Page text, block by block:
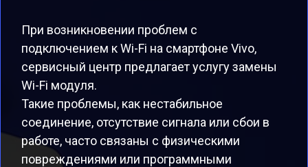
При возникновении проблем с
подключением к Wi-Fi на смартфоне Vivo,
сервисный центр предлагает услугу замены
Wi-Fi модуля.
Такие проблемы, как нестабильное
соединение, отсутствие сигнала или сбои в
работе, часто связаны с физическими
повреждениями или программными